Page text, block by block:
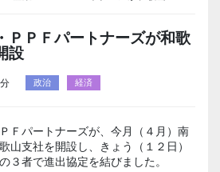
ＰＰＦパートナーズが和歌
設
政治 経済
Ｆパートナーズが、今月（４月）南
山支社を開設し、きょう（１２日）
３者で進出協定を結びました。